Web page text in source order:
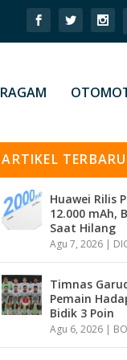
RAGAM
ARTIKEL TERBARU
Huawei Rilis
12.000 mAh,
Saat Hilang
Agu 7, 2026 |
Timnas
Pemain
Bidik 3 Poin
Agu 6, 2026 |